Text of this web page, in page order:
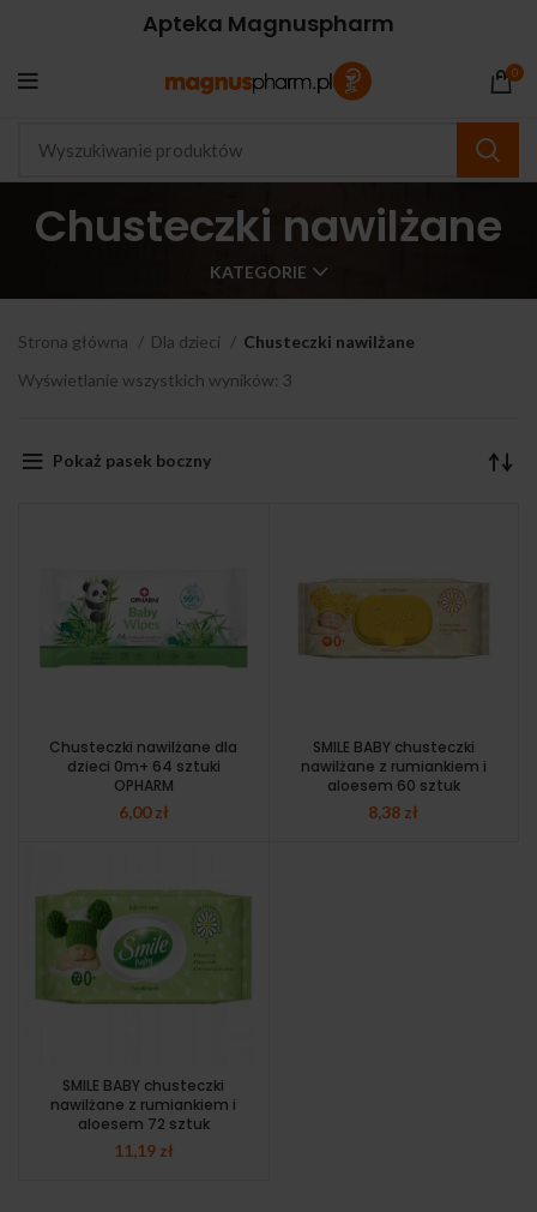
Apteka Magnuspharm
0
Chusteczki nawilżane
KATEGORIE
Strona główna Dla dzieci
Chusteczki nawilżane
Wyświetlanie wszystkich wyników: 3
Pokaż pasek boczny
Chusteczki nawilżane dla
dzieci 0m+ 64 sztuki
OPHARM
6,00zł
SMILE BABY chusteczki
nawilżane z rumiankiem i
aloesem 60 sztuk
8,38 zł
SMILE BABY chusteczki
nawilżane z rumiankiem i
aloesem 72 sztuk
11,19 zł